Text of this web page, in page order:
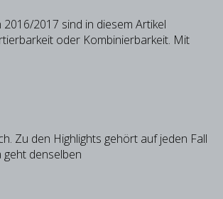
2017 sind in diesem Artikel
oder Kombinierbarkeit. Mit
Zu den Highlights gehört auf jeden Fall
denselben